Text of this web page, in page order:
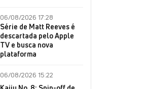
06/08/2026 17:28
Série de Matt Reeves é
descartada pelo Apple
TV e busca nova
plataforma
06/08/2026 15:22